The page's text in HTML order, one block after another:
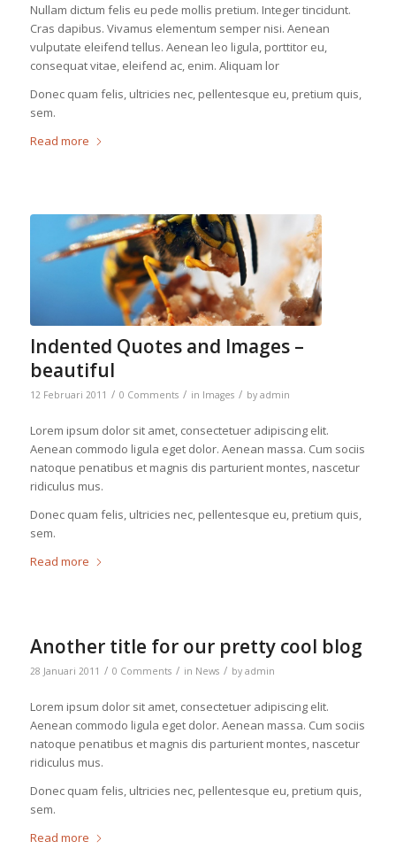
Nullam dictum felis eu pede mollis pretium. Integer tincidunt.
Cras dapibus. Vivamus elementum semper nisi. Aenean
vulputate eleifend tellus. Aenean leo ligula, porttitor eu,
consequat vitae, eleifend ac, enim. Aliquam lor
Donec quam felis, ultricies nec, pellentesque eu, pretium quis,
sem.
Read more
Indented Quotes and Images –
beautiful
12 Februari 2011 / 0 Comments / in Images / by admin
Lorem ipsum dolor sit amet, consectetuer adipiscing elit.
Aenean commodo ligula eget dolor. Aenean massa. Cum sociis
natoque penatibus et magnis dis parturient montes, nascetur
ridiculus mus.
Donec quam felis, ultricies nec, pellentesque eu, pretium quis,
sem.
Read more
Another title for our pretty cool blog
28 Januari 2011 / 0 Comments / in News / by admin
Lorem ipsum dolor sit amet, consectetuer adipiscing elit.
Aenean commodo ligula eget dolor. Aenean massa. Cum sociis
natoque penatibus et magnis dis parturient montes, nascetur
ridiculus mus.
Donec quam felis, ultricies nec, pellentesque eu, pretium quis,
sem.
Read more